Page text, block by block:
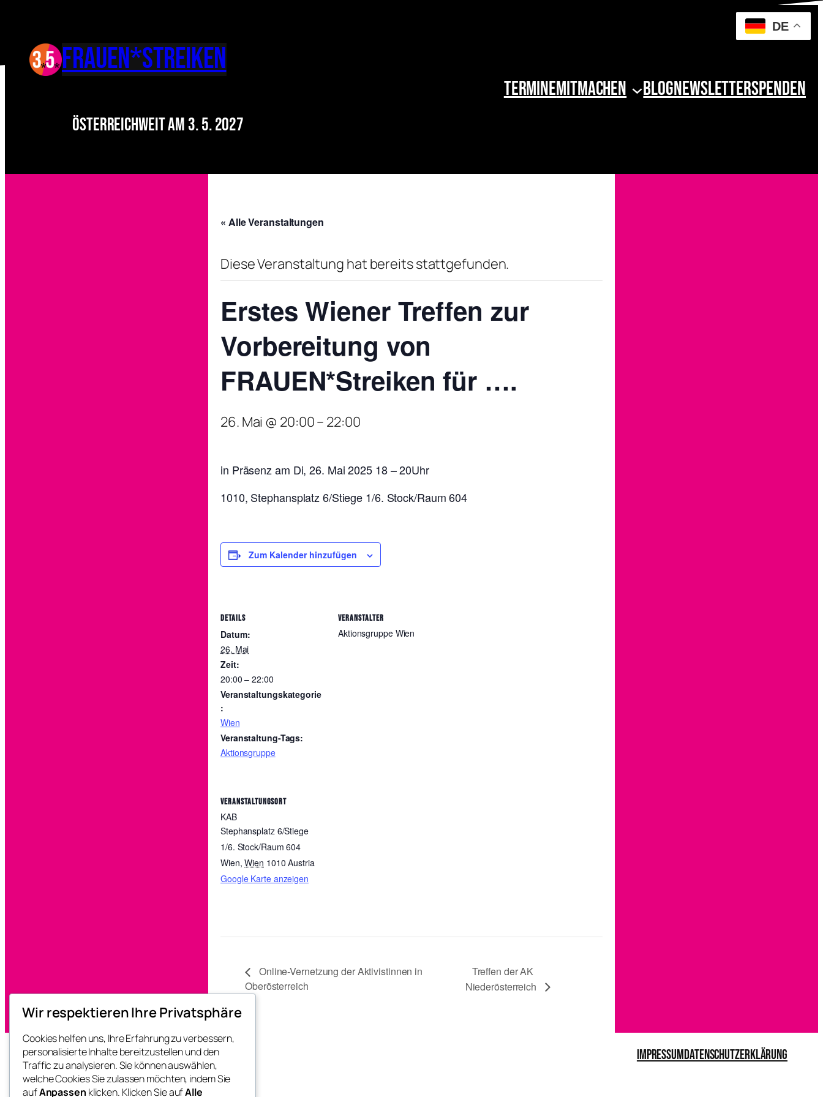
FRAUEN*Streiken
Österreichweit am 3. 5. 2027
TermineMitmachen BlogNewsletterSpenden
« Alle Veranstaltungen
Diese Veranstaltung hat bereits stattgefunden.
Erstes Wiener Treffen zur
Vorbereitung von
FRAUEN*Streiken für ….
26. Mai @ 20:00– 22:00
in Präsenz am Di, 26. Mai 2025 18 – 20Uhr
1010, Stephansplatz 6/Stiege 1/6. Stock/Raum 604
Zum Kalender hinzufügen
DETAILS
Datum:
26. Mai
Zeit:
20:00 – 22:00
Veranstaltungskategorie
:
Wien
Veranstaltung-Tags:
Aktionsgruppe
VERANSTALTER
Aktionsgruppe Wien
VERANSTALTUNGSORT
KAB
Stephansplatz 6/Stiege
1/6. Stock/Raum 604
Wien, Wien 1010 Austria
Google Karte anzeigen
Online-Vernetzung der Aktivistinnen in
Oberösterreich
Treffen der AK
Niederösterreich
FRAUEN*Streiken
ImpressumDatenschutzerklärung
DE
Wir respektieren Ihre Privatsphäre
Cookies helfen uns, Ihre Erfahrung zu verbessern,
personalisierte Inhalte bereitzustellen und den
Traffic zu analysieren. Sie können auswählen,
welche Cookies Sie zulassen möchten, indem Sie
aufAnpassen klicken. Klicken Sie aufAlle